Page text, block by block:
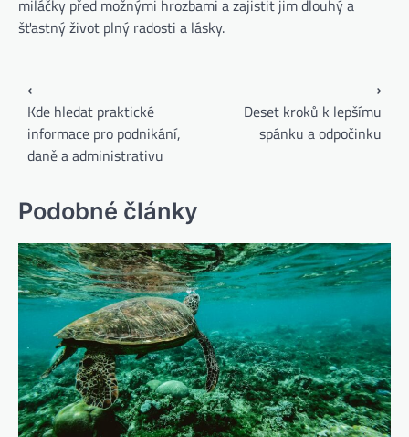
miláčky před možnými hrozbami a zajistit jim dlouhý a
šťastný život plný radosti a lásky.
⟵
Kde hledat praktické
informace pro podnikání,
daně a administrativu
Deset kroků k lepšímu
spánku a odpočinku
⟶
Podobné články